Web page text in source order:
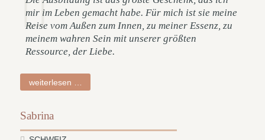
mir im Leben gemacht habe. Für mich ist sie meine
Reise vom Außen zum Innen, zu meiner Essenz, zu
meinem wahren Sein mit unserer größten
Ressource, der Liebe.
weiterlesen …
Sabrina